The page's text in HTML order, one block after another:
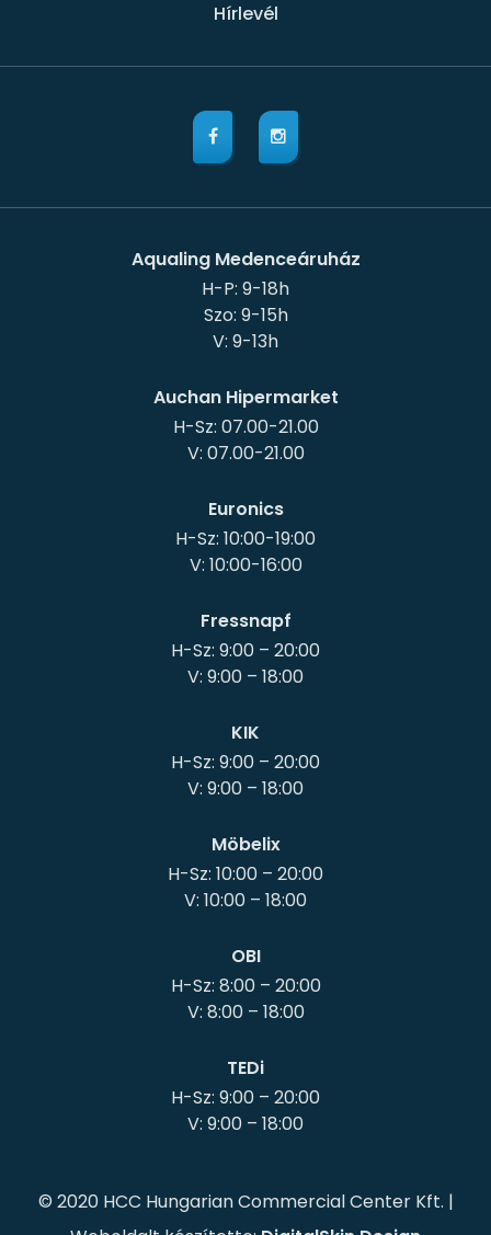
Hírlevél
Aqualing Medenceáruház
H-P: 9-18h
Szo: 9-15h
Auchan Hipermarket
H-Sz: 07.00-21.00
V: 07.00-21.00
Euronics
H-Sz: 10:00-19:00
V: 10:00-16:00
Fressnapf
H-Sz: 9:00 – 20:00
KIK
H-Sz: 9:00 – 20:00
Möbelix
H-Sz: 10:00 – 20:00
OBI
H-Sz: 8:00 – 20:00
V: 8:00 – 18:00
TEDi
H-Sz: 9:00 – 20:00
© 2020 HCC Hungarian Commercial Center Kft. |